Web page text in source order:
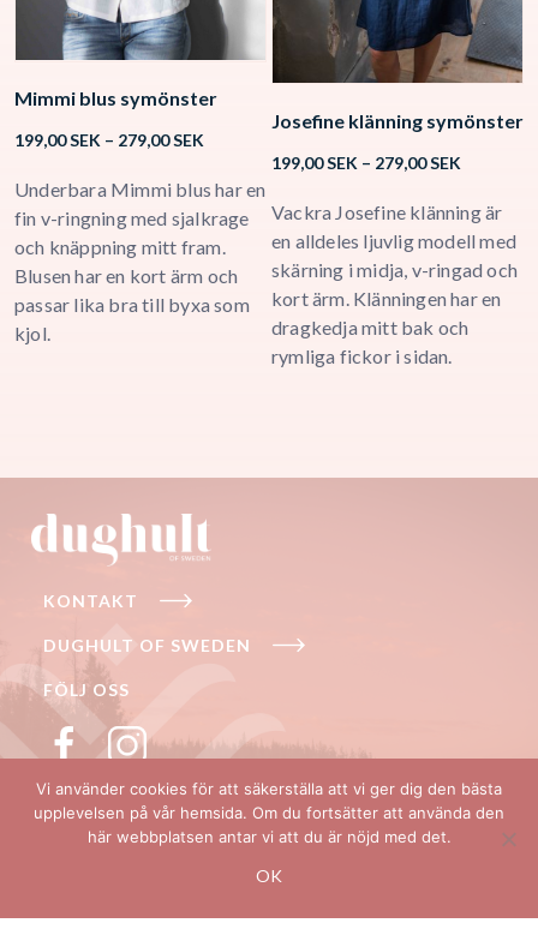
Mimmi blus symönster
199,00SEK – 279,00SEK
199,00 SEK
through
279,00 SEK
Underbara Mimmi blus har en
fin v-ringning med sjalkrage
och knäppning mitt fram.
Blusen har en kort ärm och
passar lika bra till byxa som
kjol.
Josefine klänning symönster
199,00SEK – 279,00SEK
199,00
through
279,00
Vackra Josefine klänning är
en alldeles ljuvlig modell med
skärning i midja, v-ringad och
kort ärm. Klänningen har en
dragkedja mitt bak och
rymliga fickor i sidan.
KONTAKT
DUGHULT OF SWEDEN
FÖLJ OSS
SÄKER BETALNING
Vi använder cookies för att säkerställa att vi ger dig den bästa
upplevelsen på vår hemsida. Om du fortsätter att använda den
här webbplatsen antar vi att du är nöjd med det.
OK